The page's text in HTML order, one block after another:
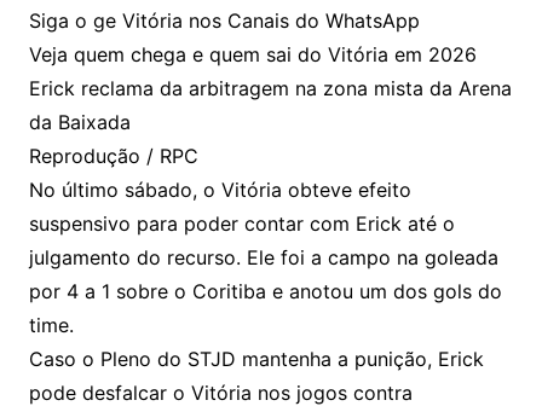
Siga o ge Vitória nos Canais do WhatsApp
Veja quem chega e quem sai do Vitória em 2026
Erick reclama da arbitragem na zona mista da Arena
da Baixada
Reprodução / RPC
No último sábado, o Vitória obteve efeito
suspensivo para poder contar com Erick até o
julgamento do recurso. Ele foi a campo na goleada
por 4 a 1 sobre o Coritiba e anotou um dos gols do
time.
Caso o Pleno do STJD mantenha a punição, Erick
pode desfalcar o Vitória nos jogos contra